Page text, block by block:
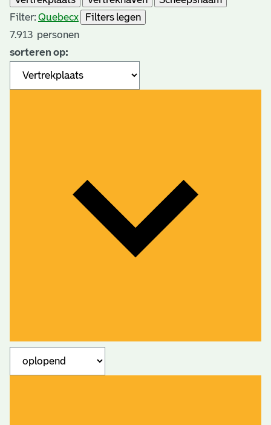
Filter: Quebecx
Filters legen
7.913 personen
sorteren op: